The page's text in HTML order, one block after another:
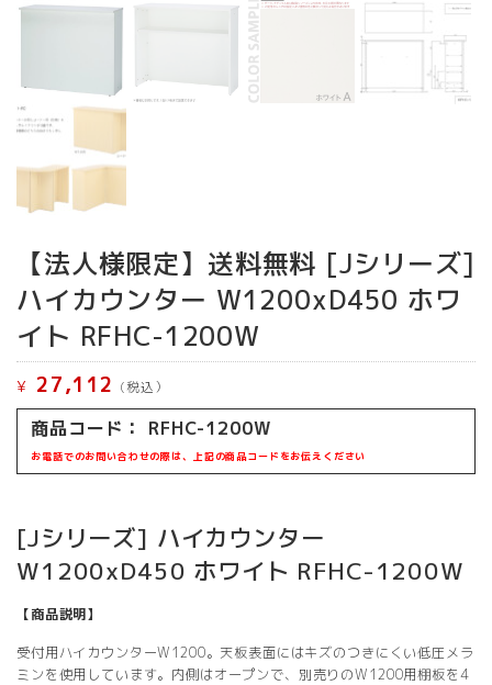
【法人様限定】送料無料 [Jシリーズ]
ハイカウンター W1200xD450 ホワ
イト RFHC-1200W
¥ 27,112 (税込）
商品コード： RFHC-1200W
お電話でのお問い合わせの際は、上記の商品コードをお伝えください
[Jシリーズ] ハイカウンター
W1200xD450 ホワイト RFHC-1200W
【商品説明】
受付用ハイカウンターW1200。天板表面にはキズのつきにくい低圧メラ
ミンを使用しています。内側はオープンで、別売りのW1200用棚板を4